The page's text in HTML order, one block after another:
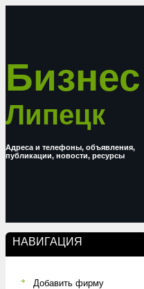
Бизнес
Липецк
Адреса и телефоны, объявления,
публикации, новости, ресурсы
НАВИГАЦИЯ
Добавить фирму